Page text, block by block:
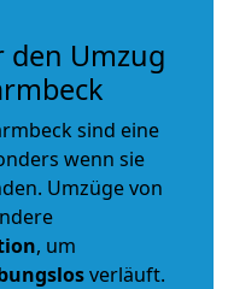
den Umzug
sind eine
wenn sie
Umzüge von
, um
verläuft.